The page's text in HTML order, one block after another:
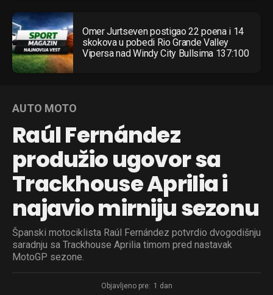
Omer Jurtseven postigao 22 poena i 14
skokova u pobedi Rio Grande Valley
Vipersa nad Windy City Bullsima 137:100
AUTO MOTO
Raúl Fernández
produžio ugovor sa
Trackhouse Aprilia i
najavio mirniju sezonu
Španski motociklista Raúl Fernández potvrdio dvogodišnju
saradnju sa Trackhouse Aprilia timom pred nastavak
MotoGP sezone.
Objavljeno pre: 1 dan